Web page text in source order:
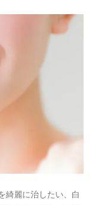
綺麗に治したい、白